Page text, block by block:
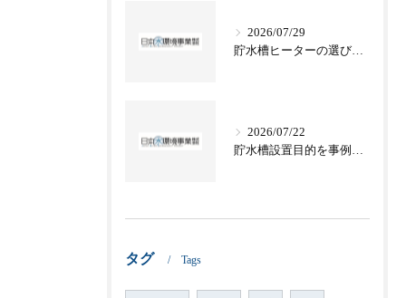
2026/07/29
貯水槽ヒーターの選び方と電気代や節約テクニックを徹底解説
2026/07/22
貯水槽設置目的を事例で学ぶ愛知県名古屋市常滑市の水道基準と災害対策
タグ Tags